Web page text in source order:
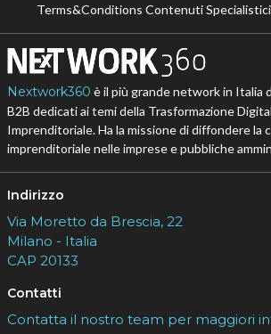
Terms&Conditions Contenuti Specialistici
Nextwork360 è il più grande network in Italia
B2B dedicati ai temi della Trasformazione
Imprenditoriale. Ha la missione di diffondere la
imprenditoriale nelle imprese e pubbliche
Indirizzo
Via Moretto da Brescia, 22
Milano - Italia
CAP 20133
Contatti
Contatta il nostro team per maggiori